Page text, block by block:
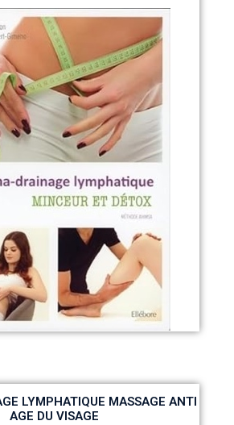
LYMPHATIQUE MASSAGE ANTI
AGE DU VISAGE